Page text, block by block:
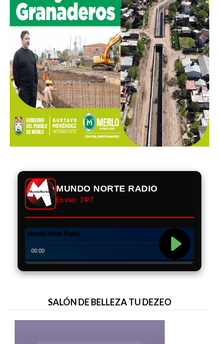
MUNDO NORTE RADIO
En vivo · 24/7
SALÓN DE BELLEZA TU DEZEO